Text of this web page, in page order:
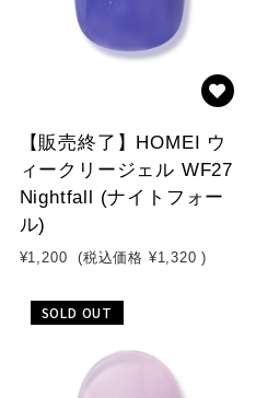
【販売終了】HOMEI ウ
ィークリージェル WF27
Nightfall (ナイトフォー
ル)
¥1,200 (税込価格 ¥1,320 )
SOLD OUT